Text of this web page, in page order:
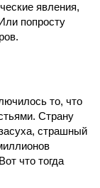
явления,
попросту
то, что
Страну
страшный
что тогда